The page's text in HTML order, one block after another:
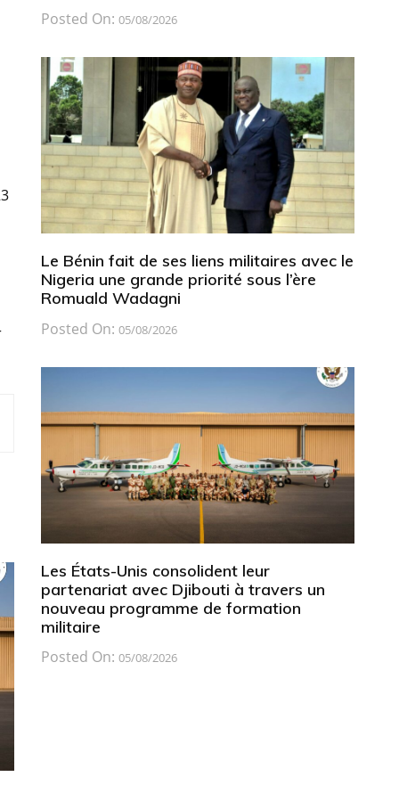
Posted On: 05/08/2026
Le Bénin fait de ses liens militaires avec le
Nigeria une grande priorité sous l’ère
Romuald Wadagni
Posted On: 05/08/2026
Les États-Unis consolident leur
partenariat avec Djibouti à travers un
nouveau programme de formation
militaire
Posted On: 05/08/2026